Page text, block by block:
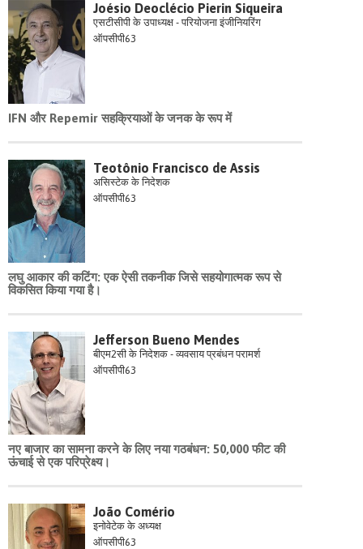
Joésio Deoclécio Pierin Siqueira
एसटीसीपी के उपाध्यक्ष - परियोजना इंजीनियरिंग
ऑपसीपी63
IFN और Repemir सहक्रियाओं के जनक के रूप में
Teotônio Francisco de Assis
असिस्टेक के निदेशक
ऑपसीपी63
लघु आकार की कटिंग: एक ऐसी तकनीक जिसे सहयोगात्मक रूप से
विकसित किया गया है।
Jefferson Bueno Mendes
बीएम2सी के निदेशक - व्यवसाय प्रबंधन परामर्श
ऑपसीपी63
नए बाजार का सामना करने के लिए नया गठबंधन: 50,000 फीट की
ऊंचाई से एक परिप्रेक्ष्य।
João Comério
इनोवेटेक के अध्यक्ष
ऑपसीपी63